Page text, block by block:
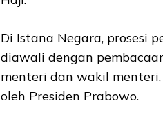
Di Istana Negara, prosesi
diawali dengan
menteri dan wakil
oleh Presiden Prabowo.